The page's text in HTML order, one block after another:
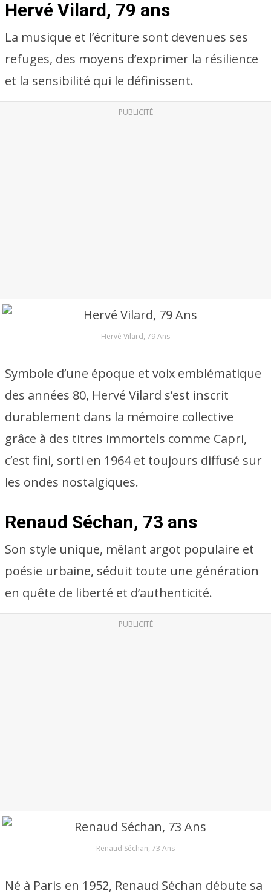
Hervé Vilard, 79 ans
La musique et l’écriture sont devenues ses
refuges, des moyens d’exprimer la résilience
et la sensibilité qui le définissent.
PUBLICITÉ
Hervé Vilard, 79 Ans
Symbole d’une époque et voix emblématique
des années 80, Hervé Vilard s’est inscrit
durablement dans la mémoire collective
grâce à des titres immortels comme Capri,
c’est fini, sorti en 1964 et toujours diffusé sur
les ondes nostalgiques.
Renaud Séchan, 73 ans
Son style unique, mêlant argot populaire et
poésie urbaine, séduit toute une génération
en quête de liberté et d’authenticité.
PUBLICITÉ
Renaud Séchan, 73 Ans
Né à Paris en 1952, Renaud Séchan débute sa